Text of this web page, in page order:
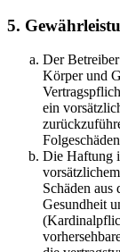
5.
Der
Körper und
ein
Die Haftung
Schäden
Gesundheit